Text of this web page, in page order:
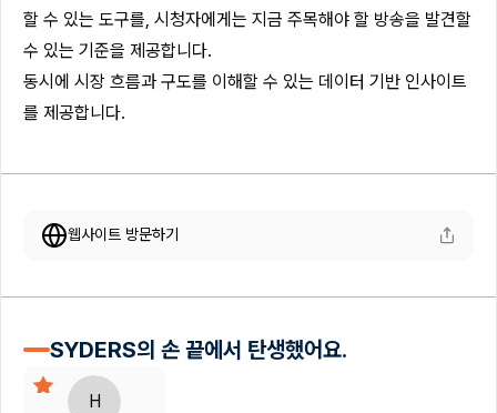
할 수 있는 도구를, 시청자에게는 지금 주목해야 할 방송을 발견할
수 있는 기준을 제공합니다.
동시에 시장 흐름과 구도를 이해할 수 있는 데이터 기반 인사이트
를 제공합니다.
웹사이트 방문하기
SYDERS의 손 끝에서 탄생했어요.
H